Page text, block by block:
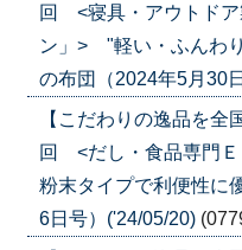
回 <寝具・アウトドア
ン」> "軽い・ふんわ
の布団（2024年5月30
【こだわりの逸品を全
回 <だし・食品専門
粉末タイプで利便性に
6日号）('24/05/20)